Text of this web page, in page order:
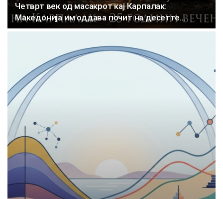
Четврт век од масакрот кај Карпалак:
Македонија им оддава почит на десетте…